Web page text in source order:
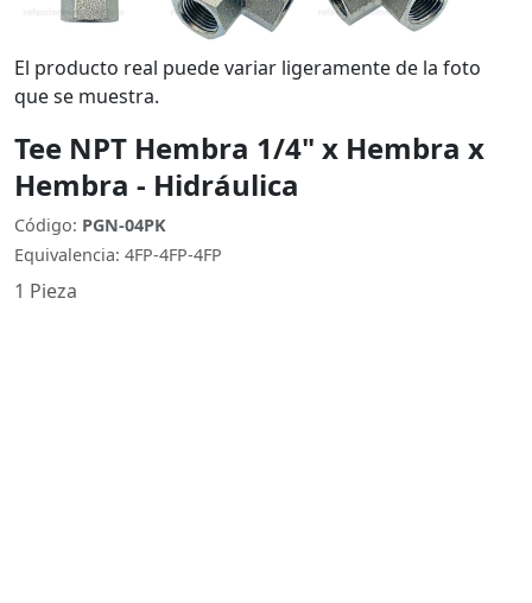
El producto real puede variar ligeramente de la foto
que se muestra.
Tee NPT Hembra 1/4" x Hembra x
Hembra - Hidráulica
Código: PGN-04PK
Equivalencia: 4FP-4FP-4FP
1 Pieza